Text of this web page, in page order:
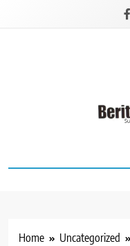
Home
Uncategorized